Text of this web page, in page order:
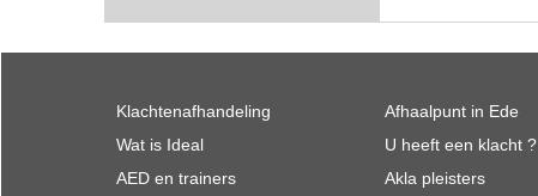
Klachtenafhandeling
Wat is Ideal
AED en trainers
Afhaalpunt in Ede
U heeft een klacht ?
Akla pleisters